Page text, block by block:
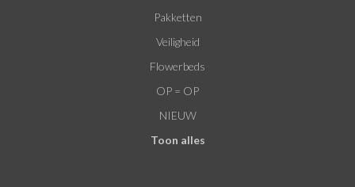
Pakketten
Veiligheid
Flowerbeds
OP = OP
NIEUW
Toon alles